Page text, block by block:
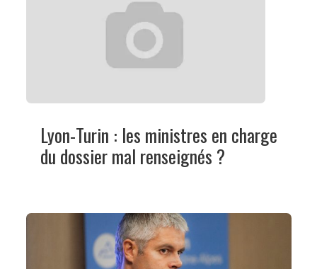
Lyon-Turin : les ministres en charge
du dossier mal renseignés ?